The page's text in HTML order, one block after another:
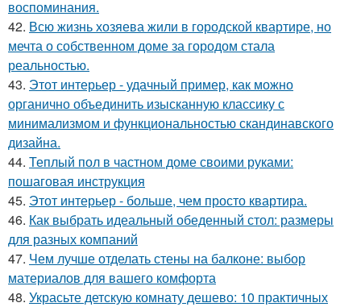
воспоминания.
42. Всю жизнь хозяева жили в городской квартире, но
мечта о собственном доме за городом стала
реальностью.
43. Этот интерьер - удачный пример, как можно
органично объединить изысканную классику с
минимализмом и функциональностью скандинавского
дизайна.
44. Теплый пол в частном доме своими руками:
пошаговая инструкция
45. Этот интерьер - больше, чем просто квартира.
46. Как выбрать идеальный обеденный стол: размеры
для разных компаний
47. Чем лучше отделать стены на балконе: выбор
материалов для вашего комфорта
48. Украсьте детскую комнату дешево: 10 практичных